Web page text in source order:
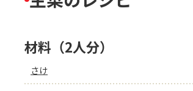
材料（2人分）
さけ